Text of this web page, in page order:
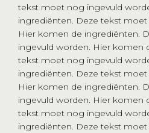
tekst moet nog ingevuld
ingrediënten. Deze tekst
Hier komen de ingrediënten.
ingevuld worden. Hier komen
tekst moet nog ingevuld
ingrediënten. Deze tekst
Hier komen de ingrediënten.
ingevuld worden. Hier komen
tekst moet nog ingevuld
ingrediënten. Deze tekst